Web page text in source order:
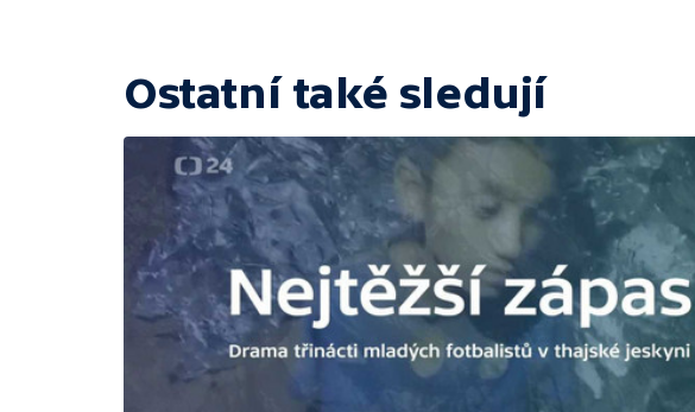
Ostatní také sledují